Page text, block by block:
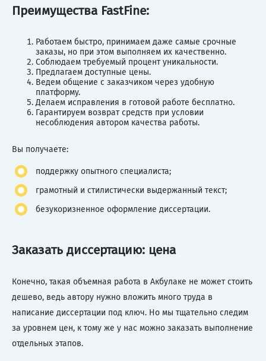
Преимущества FastFine:
Работаем быстро, принимаем даже самые срочные
заказы, но при этом выполняем их качественно.
Соблюдаем требуемый процент уникальности.
Предлагаем доступные цены.
Ведем общение с заказчиком через удобную
платформу.
Делаем исправления в готовой работе бесплатно.
Гарантируем возврат средств при условии
несоблюдения автором качества работы.
Вы получаете:
поддержку опытного специалиста;
грамотный и стилистически выдержанный текст;
безукоризненное оформление диссертации.
Заказать диссертацию: цена
Конечно, такая объемная работа в Акбулаке не может стоить
дешево, ведь автору нужно вложить много труда в
написание диссертации под ключ. Но мы тщательно следим
за уровнем цен, к тому же у нас можно заказать выполнение
отдельных этапов.